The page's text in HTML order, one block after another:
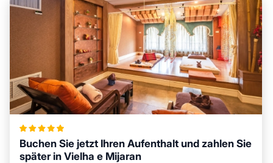
Buchen Sie jetzt Ihren Aufenthalt und zahlen Sie
später in Vielha e Mijaran